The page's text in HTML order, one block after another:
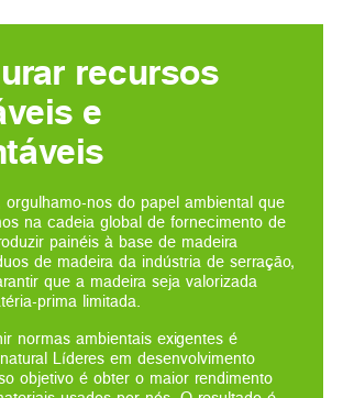
recursos
e
orgulhamo-nos do papel ambiental que
na cadeia global de fornecimento de
painéis à base de madeira
de madeira da indústria de serração,
que a madeira seja valorizada
prima limitada.
normas ambientais exigentes é
Líderes em desenvolvimento
objetivo é obter o maior rendimento